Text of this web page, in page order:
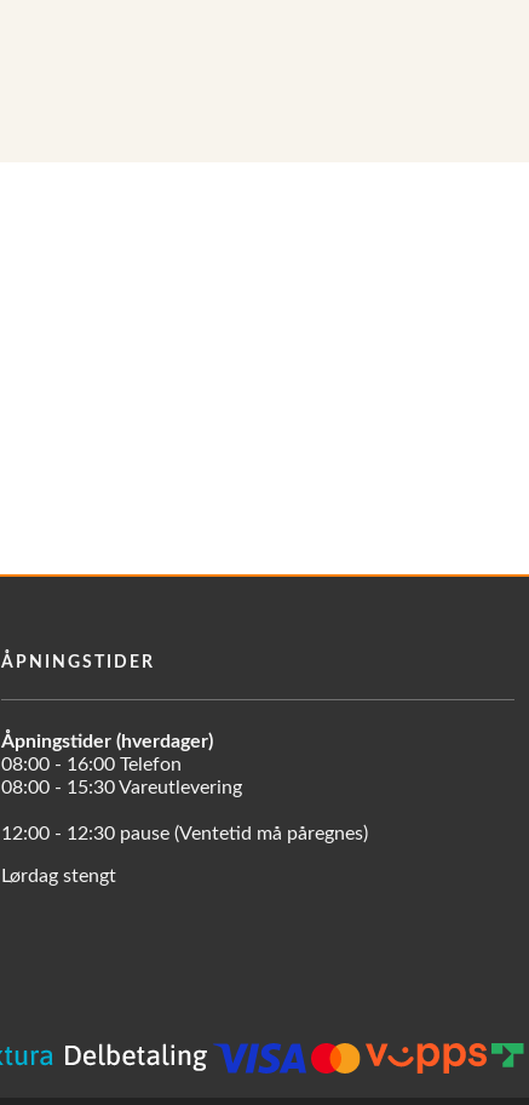
ÅPNINGSTIDER
Åpningstider (hverdager)
08:00 - 16:00 Telefon
08:00 - 15:30 Vareutlevering
12:00 - 12:30 pause (Ventetid må påregnes)
Lørdag stengt